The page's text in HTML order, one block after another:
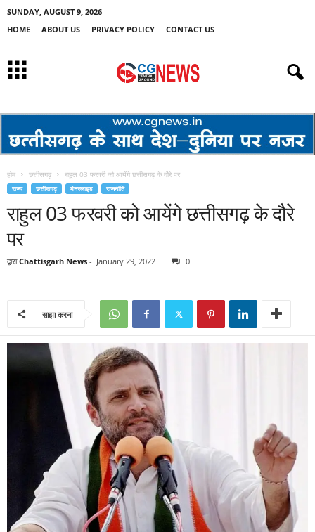
SUNDAY, AUGUST 9, 2026
HOME
ABOUT US PRIVACY POLICY CONTACT US
होम छत्तीसगढ़ राहुल 03 फरवरी को आयेंगे छत्तीसगढ़ के दौरे पर
राज्य छत्तीसगढ़ मेनस्लाइड राजनीति
राहुल 03 फरवरी को आयेंगे छत्तीसगढ़ के दौरे
पर
द्वारा Chattisgarh News - January 29, 2022 0
साझा करना